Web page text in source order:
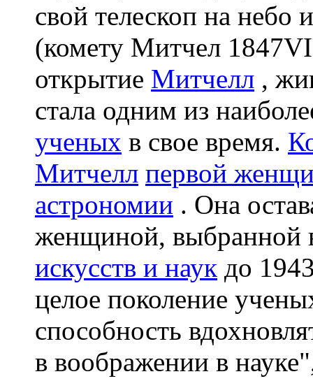
свой телескоп на небо
(комету Митчел
открытие Митчелл ,
стала одним из
ученых в свое время.
Митчелл первой
астрономии . Она
женщиной, выбранной
искусств и наук до
целое поколение
способность
в воображении в